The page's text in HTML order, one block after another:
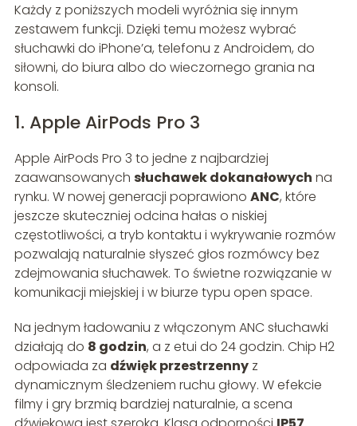
Każdy z poniższych modeli wyróżnia się innym
zestawem funkcji. Dzięki temu możesz wybrać
słuchawki do iPhone’a, telefonu z Androidem, do
siłowni, do biura albo do wieczornego grania na
konsoli.
1. Apple AirPods Pro 3
Apple AirPods Pro 3 to jedne z najbardziej
zaawansowanych słuchawek dokanałowych na
rynku. W nowej generacji poprawiono ANC, które
jeszcze skuteczniej odcina hałas o niskiej
częstotliwości, a tryb kontaktu i wykrywanie rozmów
pozwalają naturalnie słyszeć głos rozmówcy bez
zdejmowania słuchawek. To świetne rozwiązanie w
komunikacji miejskiej i w biurze typu open space.
Na jednym ładowaniu z włączonym ANC słuchawki
działają do 8 godzin, a z etui do 24 godzin. Chip H2
odpowiada za dźwięk przestrzennyz
dynamicznym śledzeniem ruchu głowy. W efekcie
filmy i gry brzmią bardziej naturalnie, a scena